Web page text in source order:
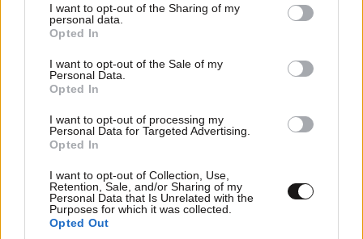
not limited to your visit or usage behaviour. You may click to
grant or deny consent to Google and its third-party tags to
use your data for below specified purposes in below Google
consent section.
I want to opt-out of the Sharing of my
personal data.
Opted In
I want to opt-out of the Sale of my
Personal Data.
Opted In
I want to opt-out of processing my
Personal Data for Targeted Advertising.
Opted In
I want to opt-out of Collection, Use,
Retention, Sale, and/or Sharing of my
Personal Data that Is Unrelated with the
Purposes for which it was collected.
Opted Out